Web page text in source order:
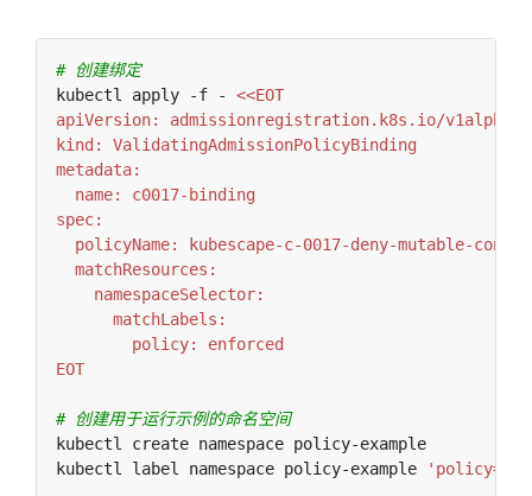
# 创建绑定
kubectl apply -f -
EOT
# 创建用于运行示例的命名空间
kubectl label namespace policy-example